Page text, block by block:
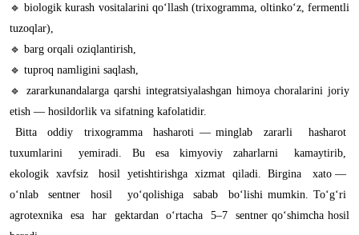
🔹 biologik kurash vositalarini qo‘llash (trixogramma, oltinko‘z, fermentli
tuzoqlar),
🔹 barg orqali oziqlantirish,
🔹 tuproq namligini saqlash,
🔹 zararkunandalarga qarshi integratsiyalashgan himoya choralarini joriy
etish — hosildorlik va sifatning kafolatidir.
Bitta oddiy trixogramma hasharoti — minglab zararli hasharot
tuxumlarini yemiradi. Bu esa kimyoviy zaharlarni kamaytirib,
ekologik xavfsiz hosil yetishtirishga xizmat qiladi. Birgina xato —
o‘nlab sentner hosil yo‘qolishiga sabab bo‘lishi mumkin. To‘g‘ri
agrotexnika esa har gektardan o‘rtacha 5–7 sentner qo‘shimcha hosil